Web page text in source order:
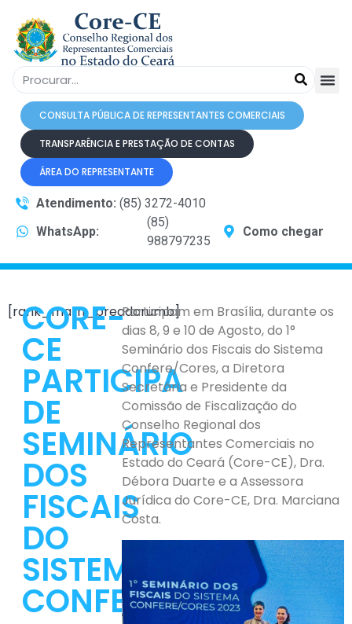
CONSULTA PÚBLICA DE REPRESENTANTES COMERCIAIS
TRANSPARÊNCIA E PRESTAÇÃO DE CONTAS
ÁREA DO REPRESENTANTE
Atendimento: (85) 3272-4010
WhatsApp:
(85)
988797235
Como chegar
[rank_math_breadcrumb]
CORE-
CE
PARTICIPA
DE
SEMINÁRIO
DOS
FISCAIS
DO
SISTEMA
CONFERE/CORES
Participam em Brasília, durante os
dias 8, 9 e 10 de Agosto, do 1°
Seminário dos Fiscais do Sistema
Confere/Cores, a Diretora
Secretária e Presidente da
Comissão de Fiscalização do
Conselho Regional dos
Representantes Comerciais no
Estado do Ceará (Core-CE), Dra.
Débora Duarte e a Assessora
Jurídica do Core-CE, Dra. Marciana
Costa.